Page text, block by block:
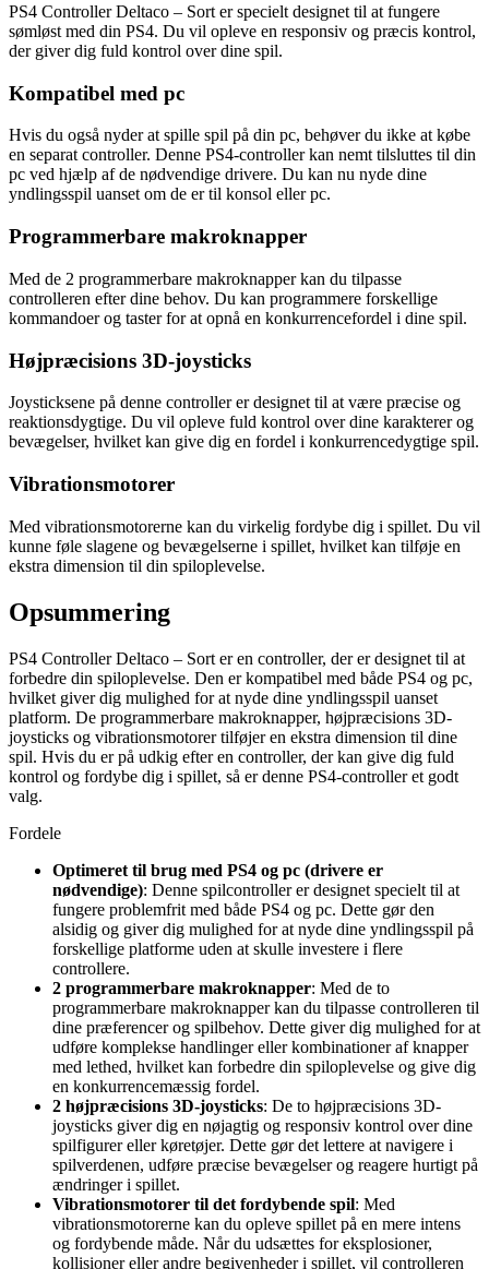
PS4 Controller Deltaco – Sort er specielt designet til at fungere
sømløst med din PS4. Du vil opleve en responsiv og præcis kontrol,
der giver dig fuld kontrol over dine spil.
Kompatibel med pc
Hvis du også nyder at spille spil på din pc, behøver du ikke at købe
en separat controller. Denne PS4-controller kan nemt tilsluttes til din
pc ved hjælp af de nødvendige drivere. Du kan nu nyde dine
yndlingsspil uanset om de er til konsol eller pc.
Programmerbare makroknapper
Med de 2 programmerbare makroknapper kan du tilpasse
controlleren efter dine behov. Du kan programmere forskellige
kommandoer og taster for at opnå en konkurrencefordel i dine spil.
Højpræcisions 3D-joysticks
Joysticksene på denne controller er designet til at være præcise og
reaktionsdygtige. Du vil opleve fuld kontrol over dine karakterer og
bevægelser, hvilket kan give dig en fordel i konkurrencedygtige spil.
Vibrationsmotorer
Med vibrationsmotorerne kan du virkelig fordybe dig i spillet. Du vil
kunne føle slagene og bevægelserne i spillet, hvilket kan tilføje en
ekstra dimension til din spiloplevelse.
Opsummering
PS4 Controller Deltaco – Sort er en controller, der er designet til at
forbedre din spiloplevelse. Den er kompatibel med både PS4 og pc,
hvilket giver dig mulighed for at nyde dine yndlingsspil uanset
platform. De programmerbare makroknapper, højpræcisions 3D-
joysticks og vibrationsmotorer tilføjer en ekstra dimension til dine
spil. Hvis du er på udkig efter en controller, der kan give dig fuld
kontrol og fordybe dig i spillet, så er denne PS4-controller et godt
valg.
Fordele
Optimeret til brug med PS4 og pc (drivere er
nødvendige): Denne spilcontroller er designet specielt til at
fungere problemfrit med både PS4 og pc. Dette gør den
alsidig og giver dig mulighed for at nyde dine yndlingsspil på
forskellige platforme uden at skulle investere i flere
controllere.
2 programmerbare makroknapper: Med de to
programmerbare makroknapper kan du tilpasse controlleren til
dine præferencer og spilbehov. Dette giver dig mulighed for at
udføre komplekse handlinger eller kombinationer af knapper
med lethed, hvilket kan forbedre din spiloplevelse og give dig
en konkurrencemæssig fordel.
2 højpræcisions 3D-joysticks: De to højpræcisions 3D-
joysticks giver dig en nøjagtig og responsiv kontrol over dine
spilfigurer eller køretøjer. Dette gør det lettere at navigere i
spilverdenen, udføre præcise bevægelser og reagere hurtigt på
ændringer i spillet.
Vibrationsmotorer til det fordybende spil: Med
vibrationsmotorerne kan du opleve spillet på en mere intens
og fordybende måde. Når du udsættes for eksplosioner,
kollisioner eller andre begivenheder i spillet, vil controlleren